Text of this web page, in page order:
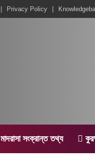
Privacy Policy
মাদরাসা সংক্রান্ত তথ্য